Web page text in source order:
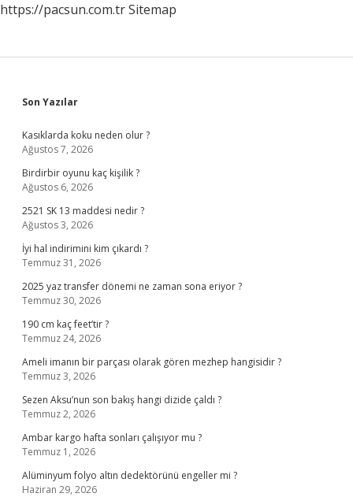
https://pacsun.com.trSitemap
Sidebar
Son Yazılar
Kasıklarda koku neden olur ?
Ağustos 7, 2026
Birdirbir oyunu kaç kişilik ?
Ağustos 6, 2026
2521 SK 13 maddesi nedir ?
Ağustos 3, 2026
İyi hal indirimini kim çıkardı ?
Temmuz 31, 2026
2025 yaz transfer dönemi ne zaman sona eriyor ?
Temmuz 30, 2026
190 cm kaç feet’tir ?
Temmuz 24, 2026
Ameli imanın bir parçası olarak gören mezhep hangisidir ?
Temmuz 3, 2026
Sezen Aksu’nun son bakış hangi dizide çaldı ?
Temmuz 2, 2026
Ambar kargo hafta sonları çalışıyor mu ?
Temmuz 1, 2026
Alüminyum folyo altın dedektörünü engeller mi ?
Haziran 29, 2026